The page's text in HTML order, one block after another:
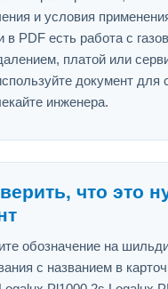
и условия
в PDF есть работа с
платой или
документ для
инженера.
что это
обозначение на
с названием в